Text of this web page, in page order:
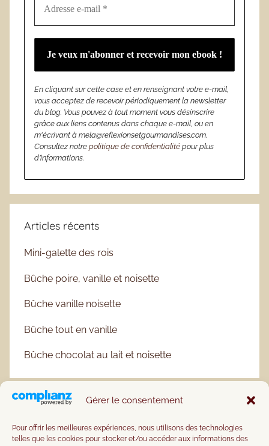
Gérer le consentement
Pour offrir les meilleures expériences, nous utilisons des technologies
telles que les cookies pour stocker et/ou accéder aux informations des
En cliquant sur cette case et en renseignant votre e-mail,
vous acceptez de recevoir périodiquement la newsletter
du blog. Vous pouvez à tout moment vous désinscrire
grâce aux liens contenus dans chaque e-mail, ou en
m'écrivant à mela@reflexionsetgourmandises.com.
Consultez notre politique de confidentialité pour plus
d’informations.
Articles récents
Mini-galette des rois
Bûche poire, vanille et noisette
Bûche vanille noisette
Bûche tout en vanille
Bûche chocolat au lait et noisette